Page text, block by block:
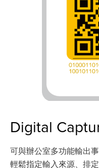
Digital
可與辦公室多功能輸出
輕鬆指定輸入來源、排